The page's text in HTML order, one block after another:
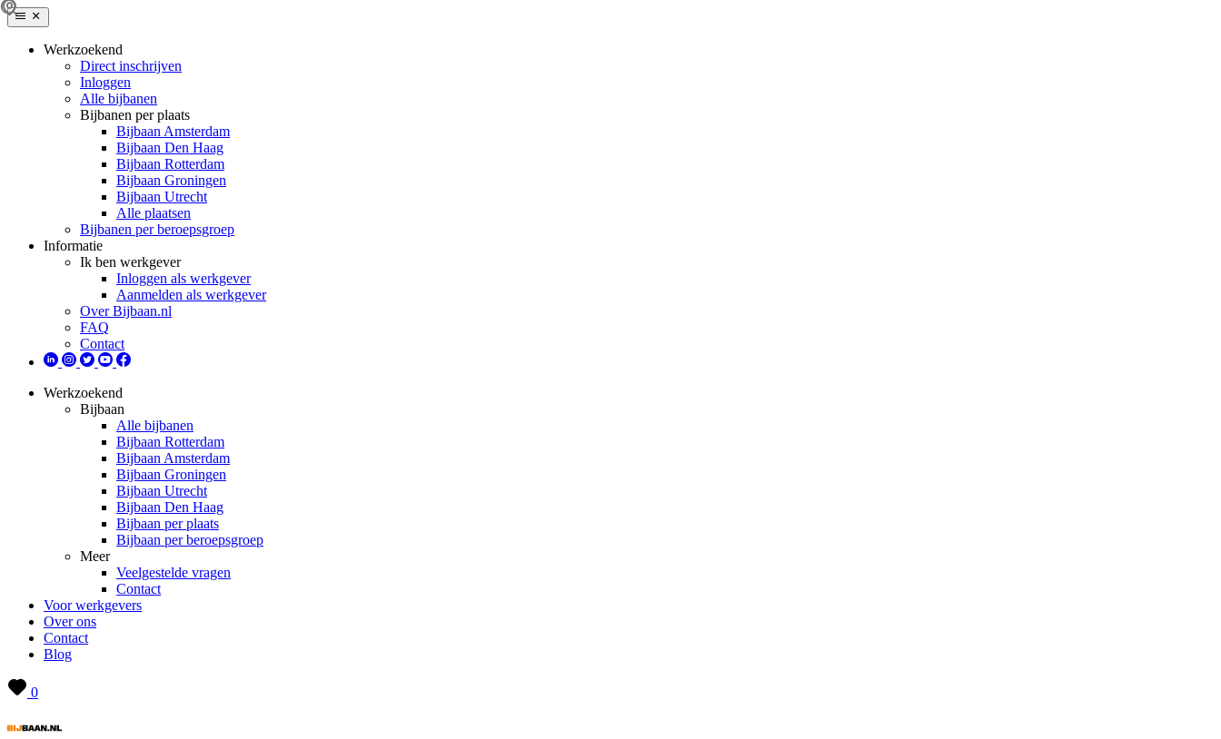
Werkzoekend
Direct inschrijven
Inloggen
Alle bijbanen
Bijbanen per plaats
Bijbaan Amsterdam
Bijbaan Den Haag
Bijbaan Rotterdam
Bijbaan Groningen
Bijbaan Utrecht
Alle plaatsen
Bijbanen per beroepsgroep
Informatie
Ik ben werkgever
Inloggen als werkgever
Aanmelden als werkgever
Over Bijbaan.nl
FAQ
Contact
Werkzoekend
Bijbaan
Alle bijbanen
Bijbaan Rotterdam
Bijbaan Amsterdam
Bijbaan Groningen
Bijbaan Utrecht
Bijbaan Den Haag
Bijbaan per plaats
Bijbaan per beroepsgroep
Meer
Veelgestelde vragen
Contact
Voor werkgevers
Over ons
Contact
Blog
0